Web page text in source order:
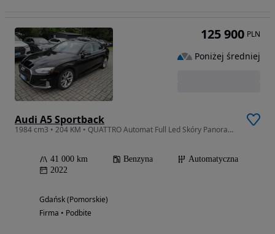
Audi A5 Sportback
1984 cm3 • 204 KM • QUATTRO Automat Full Led Skóry Panorama Nawi
41 000 km Benzyna
Automatyczna
2022
Gdańsk (Pomorskie)
Firma • Podbite
125 900 PLN
Poniżej średniej